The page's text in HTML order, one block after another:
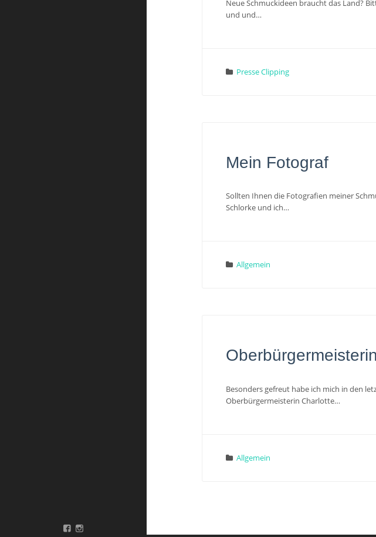
Neue Schmuckideen braucht das Land?
und und…
Presse Clipping
Mein Fotograf
Sollten Ihnen die Fotografien meiner
Schlorke und ich…
Allgemein
Besonders gefreut habe ich mich in den
Oberbürgermeisterin Charlotte…
Allgemein